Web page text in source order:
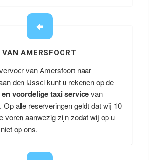
VAN AMERSFOORT
van Amersfoort naar
den IJssel kunt u rekenen op de
voordelige taxi servicevan
Op alle reserveringen geldt dat wij 10
voren aanwezig zijn zodat wij op u
op ons.